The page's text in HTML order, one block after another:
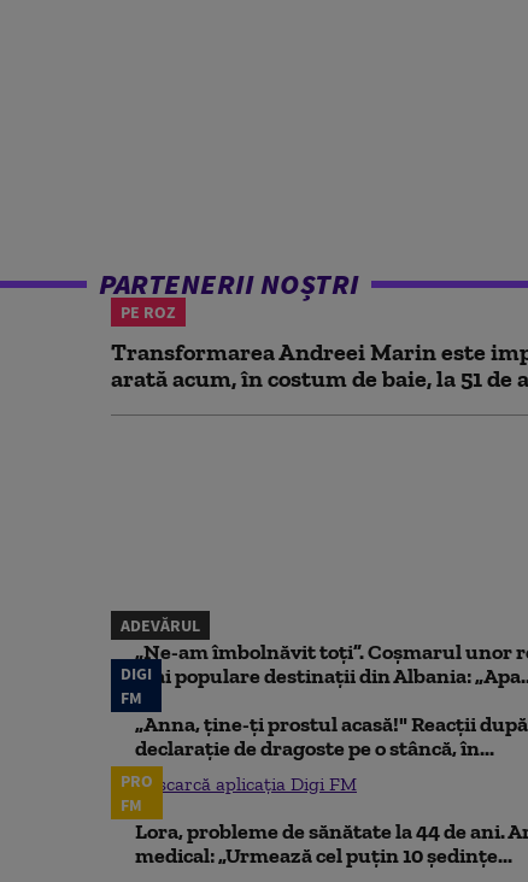
PARTENERII NOȘTRI
PE ROZ
Transformarea Andreei Marin este
arată acum, în costum de baie, la 51 de
ADEVĂRUL
„Ne-am îmbolnăvit toți”. Coșmarul
mai populare destinații din Albania:
DIGI
FM
„Anna, ţine-ţi prostul acasă!" Reacţii
declaraţie de dragoste pe o stâncă, în...
Descarcă aplicația Digi FM
PRO
FM
Lora, probleme de sănătate la 44 de ani.
medical: „Urmează cel puțin 10 ședințe...